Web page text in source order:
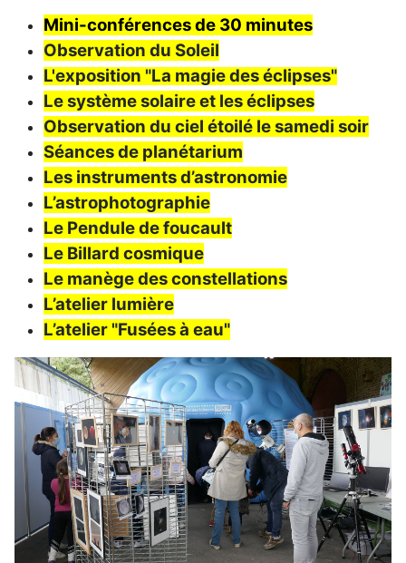
Mini-conférences de 30 minutes
Observation du Soleil
L'exposition "La magie des éclipses"
Le système solaire et les éclipses
Observation du ciel étoilé le samedi soir
Séances de planétarium
Les instruments d’astronomie
L’astrophotographie
Le Pendule de foucault
Le Billard cosmique
Le manège des constellations
L’atelier lumière
L’atelier "Fusées à eau"